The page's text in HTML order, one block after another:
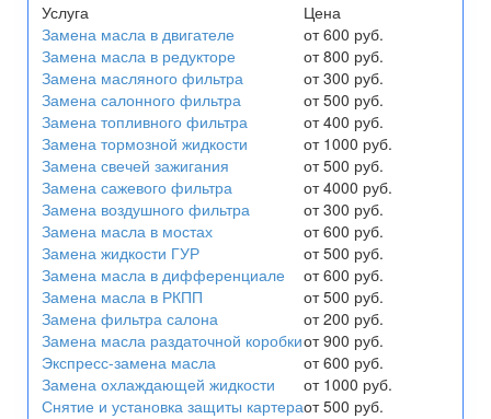
Услуга
Цена
Замена масла в двигателе
от 600 руб.
Замена масла в редукторе
от 800 руб.
Замена масляного фильтра
от 300 руб.
Замена салонного фильтра
от 500 руб.
Замена топливного фильтра
от 400 руб.
Замена тормозной жидкости
от 1000 руб.
Замена свечей зажигания
от 500 руб.
Замена сажевого фильтра
от 4000 руб.
Замена воздушного фильтра
от 300 руб.
Замена масла в мостах
от 600 руб.
Замена жидкости ГУР
от 500 руб.
Замена масла в дифференциале
от 600 руб.
Замена масла в РКПП
от 500 руб.
Замена фильтра салона
от 200 руб.
Замена масла раздаточной коробкиот 900 руб.
Экспресс-замена масла
от 600 руб.
Замена охлаждающей жидкости
от 1000 руб.
Снятие и установка защиты картераот 500 руб.